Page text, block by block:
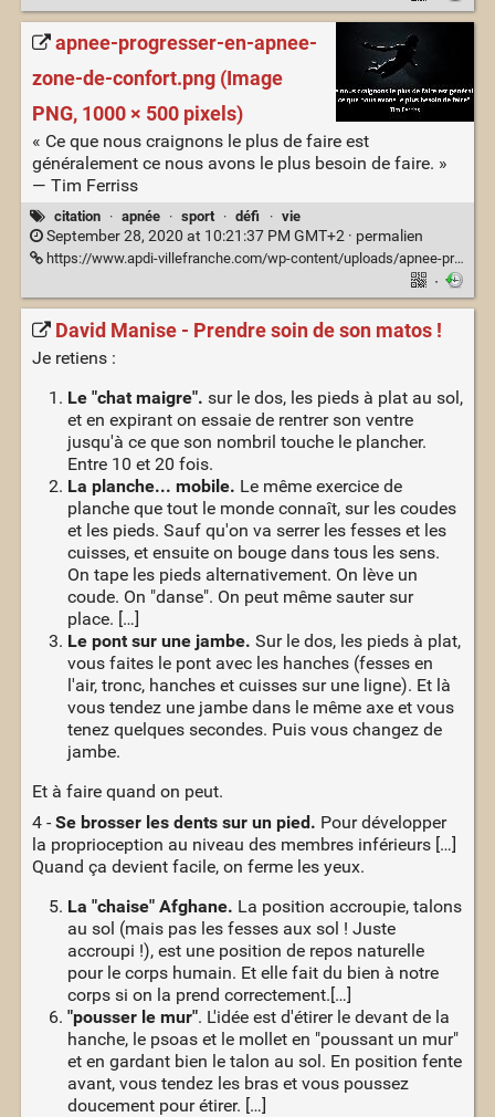
apnee-progresser-en-apnee-
zone-de-confort.png (Image
PNG, 1000 × 500 pixels)
« Ce que nous craignons le plus de faire est
généralement ce nous avons le plus besoin de faire. »
— Tim Ferriss
citation · apnée · sport · défi · vie
September 28, 2020 at 10:21:37 PM GMT+2 · permalien
https://www.apdi-villefranche.com/wp-content/uploads/apnee-progresser-en-apnee-zone-de-confort.png
·
David Manise - Prendre soin de son matos !
Je retiens :
Le "chat maigre". sur le dos, les pieds à plat au sol,
et en expirant on essaie de rentrer son ventre
jusqu'à ce que son nombril touche le plancher.
Entre 10 et 20 fois.
La planche... mobile. Le même exercice de
planche que tout le monde connaît, sur les coudes
et les pieds. Sauf qu'on va serrer les fesses et les
cuisses, et ensuite on bouge dans tous les sens.
On tape les pieds alternativement. On lève un
coude. On "danse". On peut même sauter sur
place. […]
Le pont sur une jambe. Sur le dos, les pieds à plat,
vous faites le pont avec les hanches (fesses en
l'air, tronc, hanches et cuisses sur une ligne). Et là
vous tendez une jambe dans le même axe et vous
tenez quelques secondes. Puis vous changez de
jambe.
Et à faire quand on peut.
4 - Se brosser les dents sur un pied. Pour développer
la proprioception au niveau des membres inférieurs […]
Quand ça devient facile, on ferme les yeux.
La "chaise" Afghane. La position accroupie, talons
au sol (mais pas les fesses aux sol ! Juste
accroupi !), est une position de repos naturelle
pour le corps humain. Et elle fait du bien à notre
corps si on la prend correctement.[…]
"pousser le mur". L'idée est d'étirer le devant de la
hanche, le psoas et le mollet en "poussant un mur"
et en gardant bien le talon au sol. En position fente
avant, vous tendez les bras et vous poussez
doucement pour étirer. […]